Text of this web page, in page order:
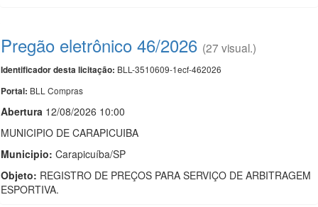
Pregão eletrônico 46/2026 (27 visual.)
Identificador desta licitação: BLL-3510609-1ecf-462026
Portal: BLL Compras
Abertura 12/08/2026 10:00
MUNICIPIO DE CARAPICUIBA
Municipio: Carapicuíba/SP
Objeto: REGISTRO DE PREÇOS PARA SERVIÇO DE ARBITRAGEM
ESPORTIVA.